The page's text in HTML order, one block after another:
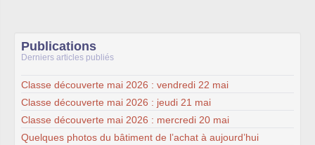
Publications
Derniers articles publiés
Classe découverte mai 2026 : vendredi 22 mai
Classe découverte mai 2026 : jeudi 21 mai
Classe découverte mai 2026 : mercredi 20 mai
Quelques photos du bâtiment de l’achat à aujourd’hui